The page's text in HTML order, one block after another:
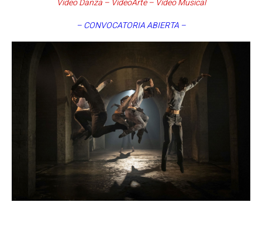
– CONVOCATORIA ABIERTA –